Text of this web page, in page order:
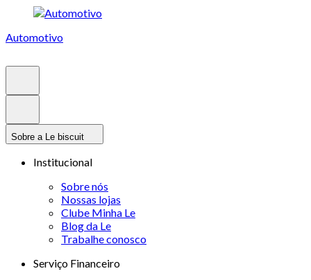
Automotivo
Sobre a Le biscuit
Institucional
Sobre nós
Nossas lojas
Clube Minha Le
Blog da Le
Trabalhe conosco
Serviço Financeiro